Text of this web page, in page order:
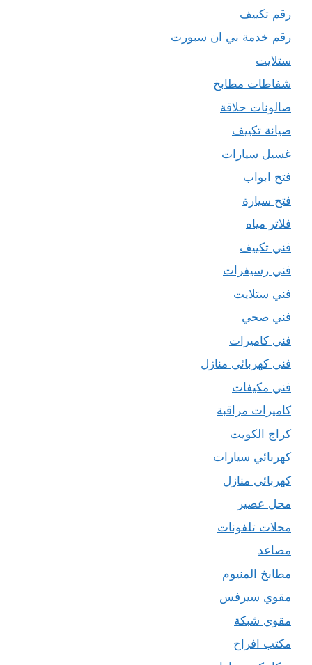
رقم تكييف
رقم خدمة بي ان سبورت
ستلايت
شفاطات مطابخ
صالونات حلاقة
صيانة تكييف
غسيل سيارات
فتح ابواب
فتح سيارة
فلاتر مياه
فني تكييف
فني رسيفرات
فني ستلايت
فني صحي
فني كاميرات
فني كهربائي منازل
فني مكيفات
كاميرات مراقبة
كراج الكويت
كهربائي سيارات
كهربائي منازل
محل عصير
محلات تلفونات
مصاعد
مطابخ المنيوم
مقوي سيرفس
مقوي شبكة
مكتب افراح